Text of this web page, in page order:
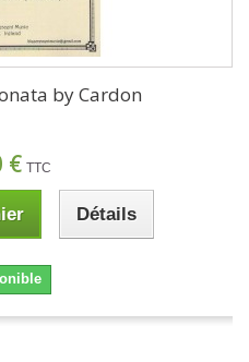
by Cardon
€ TTC
Détails